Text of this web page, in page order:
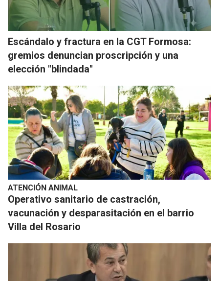
Escándalo y fractura en la CGT Formosa:
gremios denuncian proscripción y una
elección "blindada"
ATENCIÓN ANIMAL
Operativo sanitario de castración,
vacunación y desparasitación en el barrio
Villa del Rosario